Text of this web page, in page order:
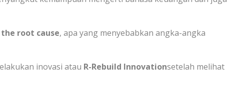
root cause, apa yang menyebabkan angka-angka
inovasi atau R-Rebuild Innovationsetelah melihat